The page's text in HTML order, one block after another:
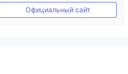
Основной стандарт MT4
Официальный сайт